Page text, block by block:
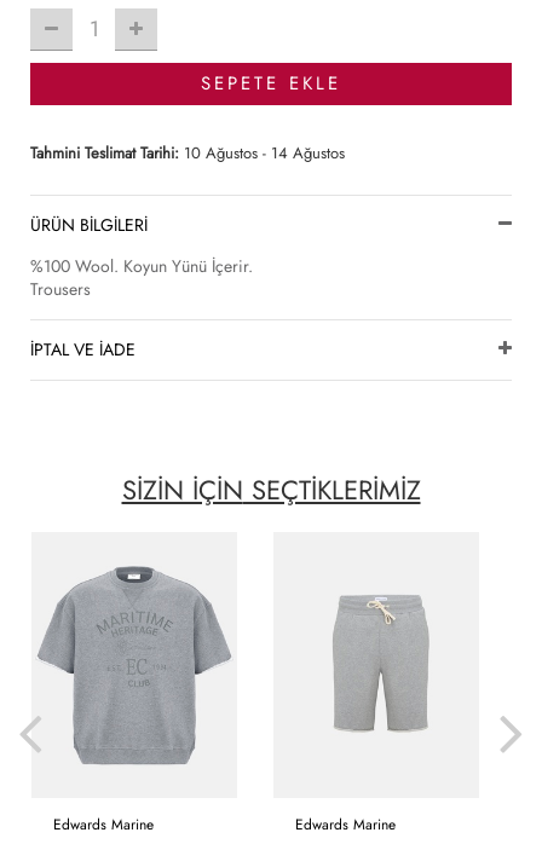
1
SEPETE EKLE
Tahmini Teslimat Tarihi: 10 Ağustos - 14 Ağustos
ÜRÜN BİLGİLERİ
%100 Wool. Koyun Yünü İçerir.
Trousers
İPTAL VE İADE
SİZİN İÇİN SEÇTİKLERİMİZ
Edwards Marine Edwards Marine